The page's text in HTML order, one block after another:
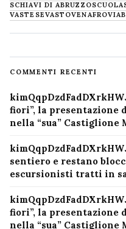
SCHIAVI DI ABRUZZOSCUOLA
VASTESEVASTOVENAFRO
COMMENTI RECENTI
fiori”, la presentazione
nella “sua” Castiglione
sentiero e restano
escursionisti tratti in
fiori”, la presentazione
nella “sua” Castiglione